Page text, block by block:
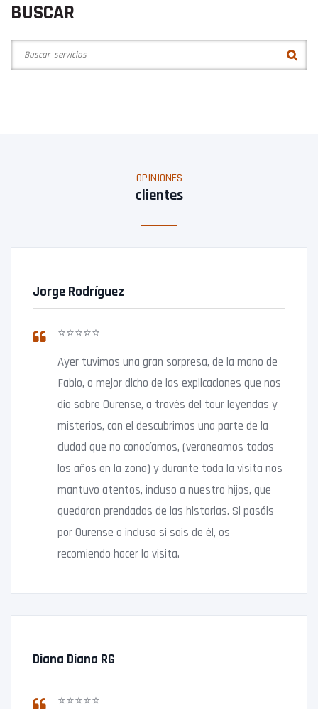
BUSCAR
OPINIONES
clientes
Jorge Rodríguez
⭐⭐⭐⭐⭐
Ayer tuvimos una gran sorpresa, de la mano de
Fabio, o mejor dicho de las explicaciones que nos
dio sobre Ourense, a través del tour leyendas y
misterios, con el descubrimos una parte de la
ciudad que no conocíamos, (veraneamos todos
los años en la zona) y durante toda la visita nos
mantuvo atentos, incluso a nuestro hijos, que
quedaron prendados de las historias. Si pasáis
por Ourense o incluso si sois de él, os
recomiendo hacer la visita.
Diana Diana RG
⭐⭐⭐⭐⭐